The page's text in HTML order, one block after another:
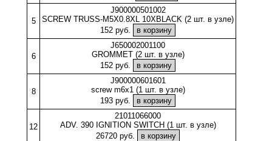
5
J900000501002
SCREW TRUSS-M5X0.8XL 10XBLACK (2 шт. в узле)
152 руб.
6
J650002001100
GROMMET (2 шт. в узле)
152 руб.
8
J900000601601
screw m6x1 (1 шт. в узле)
193 руб.
12
21011066000
ADV. 390 IGNITION SWITCH (1 шт. в узле)
26720 руб.